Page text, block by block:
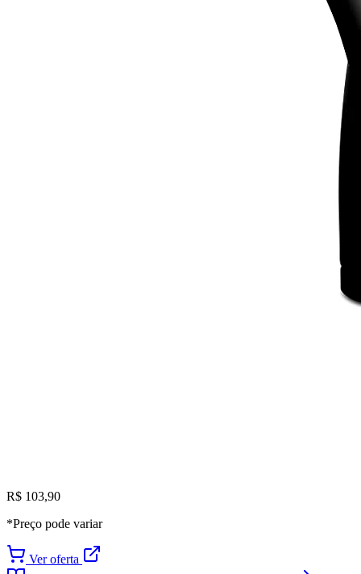
R$ 103,90
*Preço pode variar
Ver oferta